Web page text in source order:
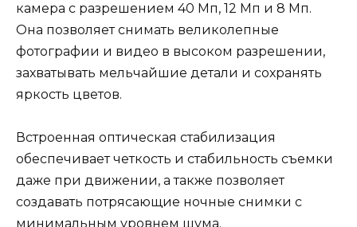
камера с разрешением 40 Мп, 12 Мп и 8 Мп.
Она позволяет снимать великолепные
фотографии и видео в высоком разрешении,
захватывать мельчайшие детали и сохранять
яркость цветов.
Встроенная оптическая стабилизация
обеспечивает четкость и стабильность съемки
даже при движении, а также позволяет
создавать потрясающие ночные снимки с
минимальным уровнем шума.